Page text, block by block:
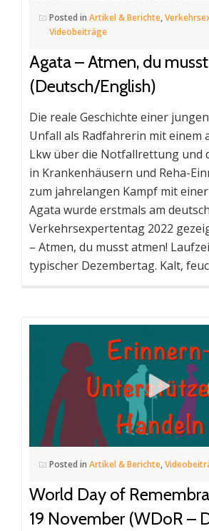
Posted in Artikel & Berichte,
Videobeiträge
Agata – Atmen, du
(Deutsch/English)
Die reale Geschichte einer
Unfall als Radfahrerin mit einem
Lkw über die Notfallrettung und
in Krankenhäusern und Reha-
zum jahrelangen Kampf mit
Agata wurde erstmals am
Verkehrsexpertentag 2022
– Atmen, du musst atmen!
typischer Dezembertag. Kalt,
Posted in Artikel & Berichte,
World Day of
19 November (WDoR –